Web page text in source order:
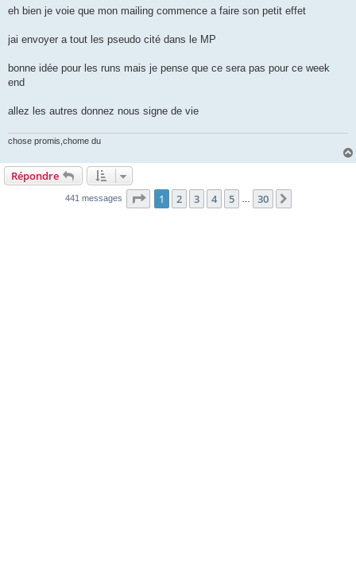
s
g
eh bien je voie que mon mailing commence a faire son petit effet
jai envoyer a tout les pseudo cité dans le MP
bonne idée pour les runs mais je pense que ce sera pas pour ce week
end
allez les autres donnez nous signe de vie
chose promis,chome du
Répondre
441 messages Page 1sur30
1 2 3 4 5 30